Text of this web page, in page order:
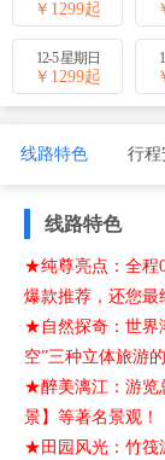
￥ 1299起
12-5 星期日
￥ 1299起
线路特色 行程
线路特色
★纯尊亮点：全程
爆款推荐，还您最
★自然探奇：世界
空”三种立体旅游
★醉美漓江：游览
景】等著名景观！
★田园风光：竹筏